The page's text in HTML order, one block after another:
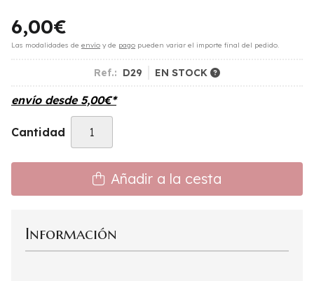
6,00€
Las modalidades de envío y de pago pueden variar el importe final del pedido.
Ref.: D29 EN STOCK
envío desde 5,00€*
Cantidad
Añadir a la cesta
Información